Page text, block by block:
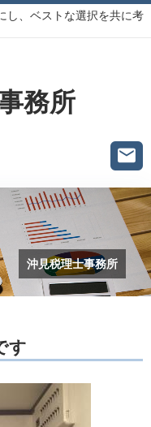
し、ベストな選択を共に考
務所
沖見税理士事務所
す